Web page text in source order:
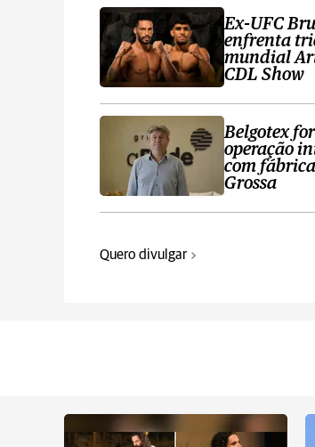
Ex-UFC
enfrenta
mundial
CDL Show
Belgotex
operação
com
Grossa
Quero divulgar